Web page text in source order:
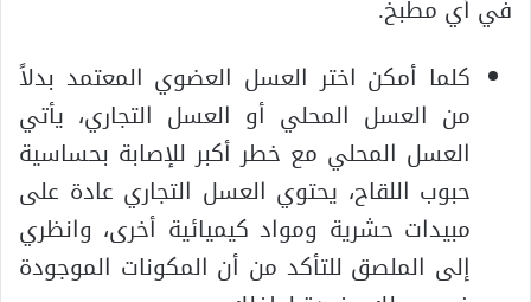
في أي مطبخ.
كلما أمكن اختر العسل العضوي المعتمد بدلاً
من العسل المحلي أو العسل التجاري، يأتي
العسل المحلي مع خطر أكبر للإصابة بحساسية
حبوب اللقاح، يحتوي العسل التجاري عادة على
مبيدات حشرية ومواد كيميائية أخرى، وانظري
إلى الملصق للتأكد من أن المكونات الموجودة